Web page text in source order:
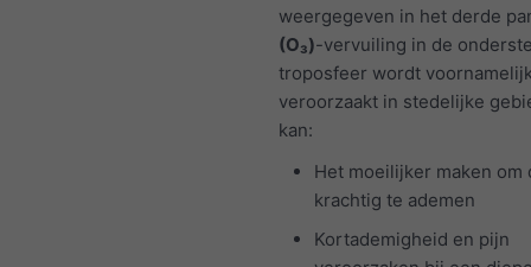
weergegeven in het derde
(O₃)-vervuiling in de
troposfeer wordt
veroorzaakt in stedelijke
kan:
Het moeilijker maken om
krachtig te ademen
Kortademigheid en pijn